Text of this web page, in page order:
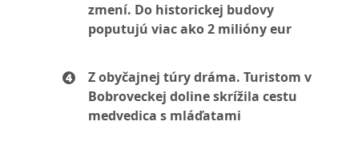
zmení. Do historickej budovy
poputujú viac ako 2 milióny eur
Z obyčajnej túry dráma. Turistom v
Bobroveckej doline skrížila cestu
medvedica s mláďatami